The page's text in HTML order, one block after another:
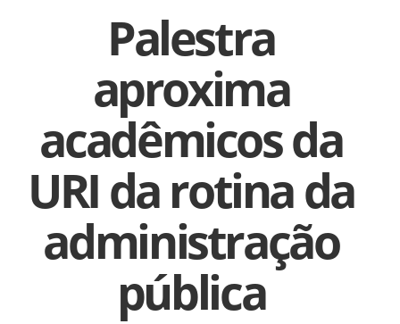
Palestra
aproxima
acadêmicos da
URI da rotina da
administração
pública